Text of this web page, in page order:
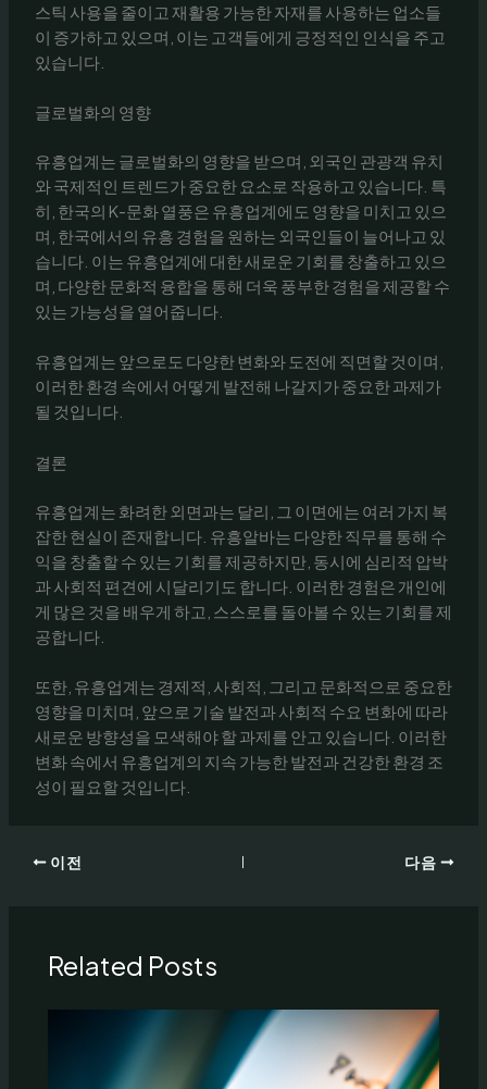
스틱 사용을 줄이고 재활용 가능한 자재를 사용하는 업소들
이 증가하고 있으며, 이는 고객들에게 긍정적인 인식을 주고
있습니다.
글로벌화의 영향
유흥업계는 글로벌화의 영향을 받으며, 외국인 관광객 유치
와 국제적인 트렌드가 중요한 요소로 작용하고 있습니다. 특
히, 한국의 K-문화 열풍은 유흥업계에도 영향을 미치고 있으
며, 한국에서의 유흥 경험을 원하는 외국인들이 늘어나고 있
습니다. 이는 유흥업계에 대한 새로운 기회를 창출하고 있으
며, 다양한 문화적 융합을 통해 더욱 풍부한 경험을 제공할 수
있는 가능성을 열어줍니다.
유흥업계는 앞으로도 다양한 변화와 도전에 직면할 것이며,
이러한 환경 속에서 어떻게 발전해 나갈지가 중요한 과제가
될 것입니다.
결론
유흥업계는 화려한 외면과는 달리, 그 이면에는 여러 가지 복
잡한 현실이 존재합니다. 유흥알바는 다양한 직무를 통해 수
익을 창출할 수 있는 기회를 제공하지만, 동시에 심리적 압박
과 사회적 편견에 시달리기도 합니다. 이러한 경험은 개인에
게 많은 것을 배우게 하고, 스스로를 돌아볼 수 있는 기회를 제
공합니다.
또한, 유흥업계는 경제적, 사회적, 그리고 문화적으로 중요한
영향을 미치며, 앞으로 기술 발전과 사회적 수요 변화에 따라
새로운 방향성을 모색해야 할 과제를 안고 있습니다. 이러한
변화 속에서 유흥업계의 지속 가능한 발전과 건강한 환경 조
성이 필요할 것입니다.
이전 다음
Related Posts